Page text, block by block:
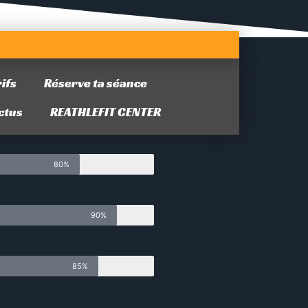
Réserve ta séance
REATHLEFIT CENTER
100%
80%
90%
85%